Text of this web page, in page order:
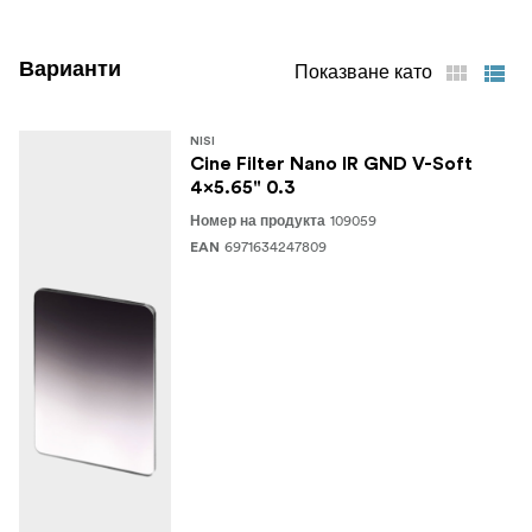
Този филтър е с дебелина 4 мм
транспортиране
Варианти Показване като
NISI
Cine Filter Nano IR GND V-Soft
4x5.65" 0.3
Номер на продукта 109059
EAN 6971634247809